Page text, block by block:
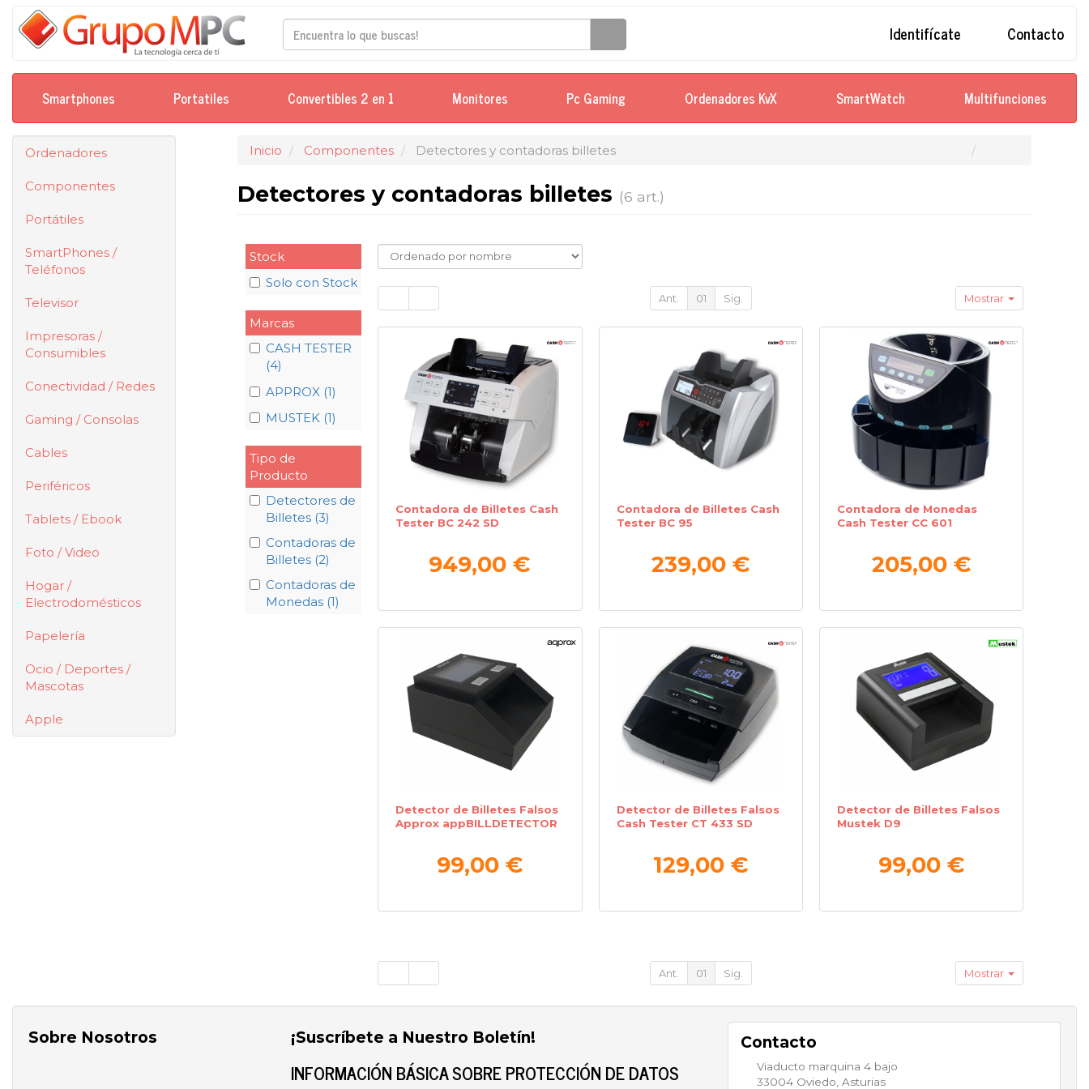
Identifícate Contacto
Smartphones Portatiles Convertibles 2 en 1 Monitores Pc Gaming Ordenadores KvX SmartWatch Multifunciones
Ordenadores
Componentes
Portátiles
SmartPhones /
Teléfonos
Televisor
Impresoras /
Consumibles
Conectividad / Redes
Gaming / Consolas
Cables
Periféricos
Tablets / Ebook
Foto / Video
Hogar /
Electrodomésticos
Papelería
Ocio / Deportes /
Mascotas
Apple
Inicio Componentes Detectores y contadoras billetes
Detectores y contadoras billetes (6 art.)
Stock
Solo con Stock
Marcas
CASH TESTER
(4)
APPROX (1)
MUSTEK (1)
Tipo de
Producto
Detectores de
Billetes (3)
Contadoras de
Billetes (2)
Contadoras de
Monedas (1)
Ant. 01 Sig. Mostrar
Contadora de Billetes Cash
Tester BC 242 SD
949,00 €
Contadora de Billetes Cash
Tester BC 95
239,00 €
Contadora de Monedas
Cash Tester CC 601
205,00 €
Detector de Billetes Falsos
Approx appBILLDETECTOR
99,00 €
Detector de Billetes Falsos
Cash Tester CT 433 SD
129,00 €
Detector de Billetes Falsos
Mustek D9
99,00 €
Ant. 01 Sig. Mostrar
Sobre Nosotros ¡Suscríbete a Nuestro Boletín!
INFORMACIÓN BÁSICA SOBRE PROTECCIÓN DE DATOS
Contacto
Viaducto marquina 4 bajo
33004 Oviedo, Asturias